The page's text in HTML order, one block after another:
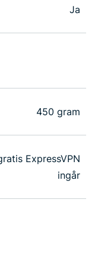
Ja
450 gram
ExpressVPN
ingår